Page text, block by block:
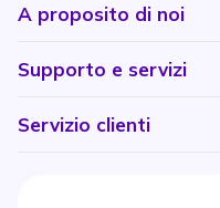
A proposito di noi
Supporto e servizi
Servizio clienti